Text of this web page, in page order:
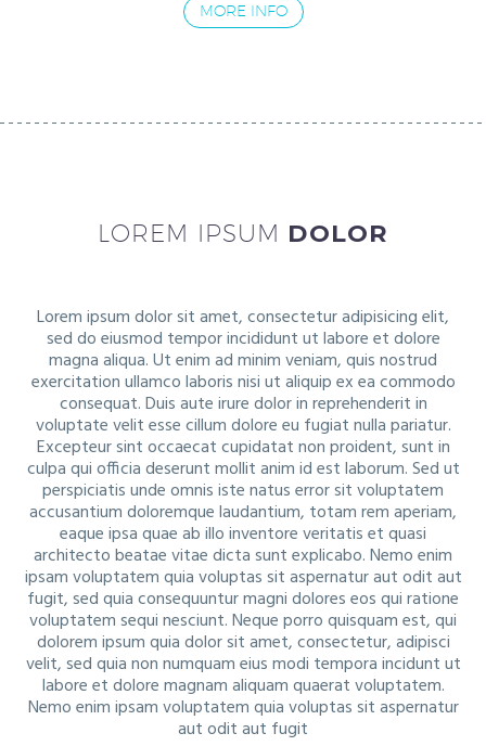
MORE INFO
LOREM IPSUM DOLOR
Lorem ipsum dolor sit amet, consectetur adipisicing elit,
sed do eiusmod tempor incididunt ut labore et dolore
magna aliqua. Ut enim ad minim veniam, quis nostrud
exercitation ullamco laboris nisi ut aliquip ex ea commodo
consequat. Duis aute irure dolor in reprehenderit in
voluptate velit esse cillum dolore eu fugiat nulla pariatur.
Excepteur sint occaecat cupidatat non proident, sunt in
culpa qui officia deserunt mollit anim id est laborum. Sed ut
perspiciatis unde omnis iste natus error sit voluptatem
accusantium doloremque laudantium, totam rem aperiam,
eaque ipsa quae ab illo inventore veritatis et quasi
architecto beatae vitae dicta sunt explicabo. Nemo enim
ipsam voluptatem quia voluptas sit aspernatur aut odit aut
fugit, sed quia consequuntur magni dolores eos qui ratione
voluptatem sequi nesciunt. Neque porro quisquam est, qui
dolorem ipsum quia dolor sit amet, consectetur, adipisci
velit, sed quia non numquam eius modi tempora incidunt ut
labore et dolore magnam aliquam quaerat voluptatem.
Nemo enim ipsam voluptatem quia voluptas sit aspernatur
aut odit aut fugit